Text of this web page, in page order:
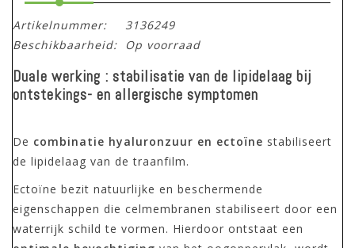
Artikelnummer:
3136249
Beschikbaarheid:
Op voorraad
Duale werking : stabilisatie van de lipidelaag bij
ontstekings- en allergische symptomen
De combinatie hyaluronzuur en ectoïne stabiliseert
de lipidelaag van de traanfilm.
Ectoïne bezit natuurlijke en beschermende
eigenschappen die celmembranen stabiliseert door een
waterrijk schild te vormen. Hierdoor ontstaat een